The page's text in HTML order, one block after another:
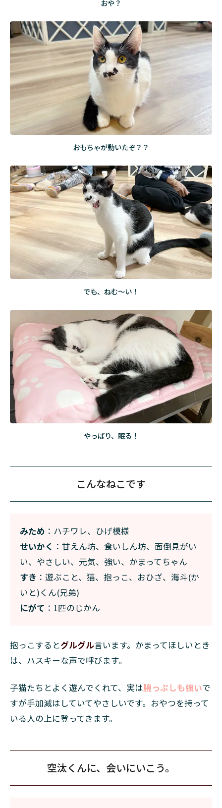
おや？
おもちゃが動いたぞ？？
でも、ねむ～い！
やっぱり、眠る！
こんなねこです
みため ：ハチワレ、ひげ模様
せいかく ：甘えん坊、食いしん坊、面倒見がい
い、やさしい、元気、強い、かまってちゃん
すき ：遊ぶこと、猫、抱っこ、おひざ、海斗(か
いと)くん(兄弟)
にがて ：1匹のじかん
抱っこするとグルグル言います。かまってほしいとき
は、ハスキーな声で呼びます。
子猫たちとよく遊んでくれて、実は腕っぷしも強いで
すが手加減はしていてやさしいです。おやつを持って
いる人の上に登ってきます。
空汰くんに、会いにいこう。